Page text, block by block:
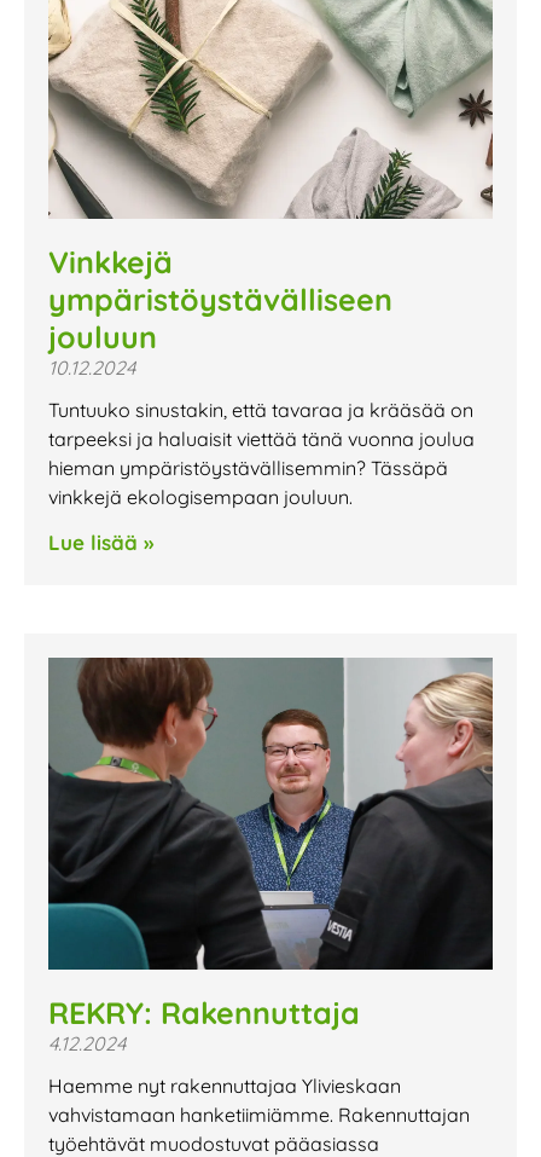
Vinkkejä
ympäristöystävälliseen
jouluun
10.12.2024
Tuntuuko sinustakin, että tavaraa ja krääsää on
tarpeeksi ja haluaisit viettää tänä vuonna joulua
hieman ympäristöystävällisemmin? Tässäpä
vinkkejä ekologisempaan jouluun.
Lue lisää »
REKRY: Rakennuttaja
4.12.2024
Haemme nyt rakennuttajaa Ylivieskaan
vahvistamaan hanketiimiämme. Rakennuttajan
työehtävät muodostuvat pääasiassa